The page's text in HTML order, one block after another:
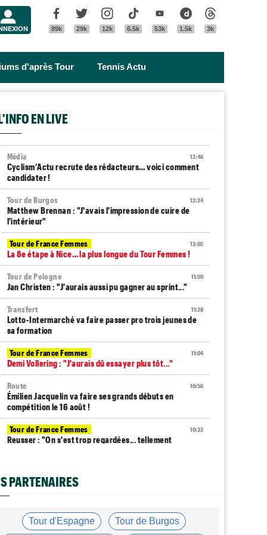
Facebook
89k
Twitter
29k
Instagram
12k
Tik Tok
6.5k
Youtube
53k
Dailymotion
1.5k 3k
d'après Tour Tennis Actu
EN LIVE
12:46
Média
Cyclism’Actu recrute des rédacteurs… voici comment
candidater !
12:24
Tour de Burgos
Matthew Brennan : "J'avais l'impression de cuire de
l'intérieur"
12:05
Tour de France Femmes
La 8e étape à Nice… la plus longue du Tour Femmes !
11:50
Tour de Pologne
Jan Christen : "J'aurais aussi pu gagner au sprint..."
11:28
Transfert
Lotto-Intermarché va faire passer pro trois jeunes de
sa formation
11:04
Tour de France Femmes
Demi Vollering : "J'aurais dû essayer plus tôt..."
10:56
Route
Émilien Jacquelin va faire ses grands débuts en
compétition le 16 août !
10:33
Tour de France Femmes
Reusser : "On s'est trop regardées... tellement
Robert Gesink : "Le cyclisme moderne est beaucoup
plus propre..."
Tour de France Femmes
Puck Pieterse : "L’ascension du Ventoux était
PARTENAIRES
Tour d'Espagne Tour de Burgos